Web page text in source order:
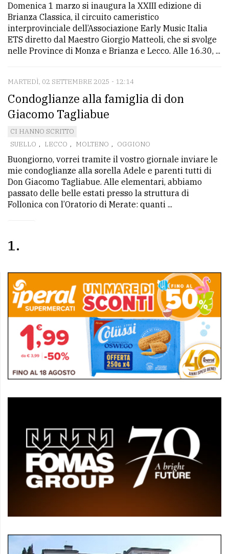
Domenica 1 marzo si inaugura la XXIII edizione di
Brianza Classica, il circuito cameristico
interprovinciale dell’Associazione Early Music Italia
ETS diretto dal Maestro Giorgio Matteoli, che si svolge
nelle Province di Monza e Brianza e Lecco. Alle 16.30, ...
MARTEDÌ, 02 SETTEMBRE 2025 - 12:14
Condoglianze alla famiglia di don
Giacomo Tagliabue
CI HANNO SCRITTO
SUELLO , LECCO , MOLTENO , OGGIONO
Buongiorno, vorrei tramite il vostro giornale inviare le
mie condoglianze alla sorella Adele e parenti tutti di
Don Giacomo Tagliabue. Alle elementari, abbiamo
passato delle belle estati presso la struttura di
Follonica con l’Oratorio di Merate: quanti ...
1